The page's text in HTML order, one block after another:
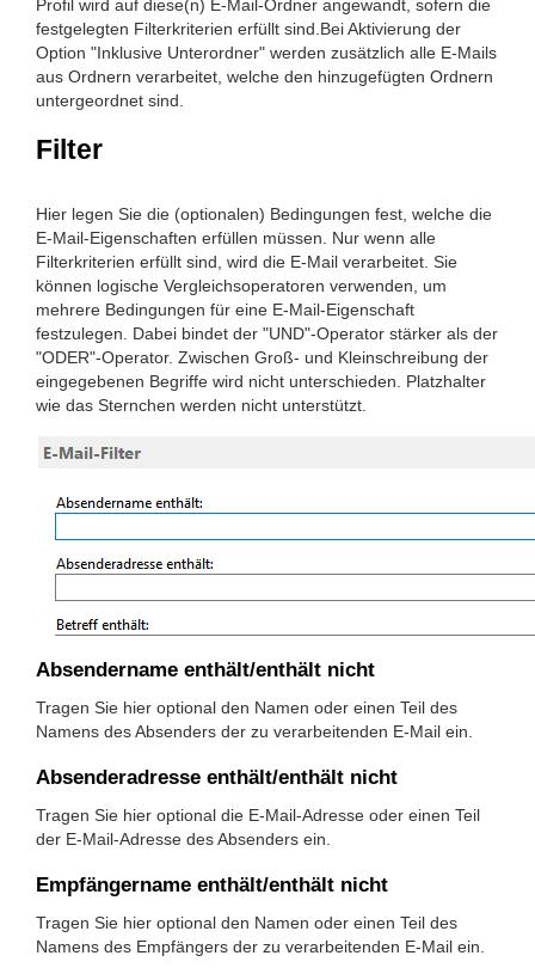
Profil wird auf diese(n) E-Mail-Ordner angewandt, sofern die
festgelegten Filterkriterien erfüllt sind.Bei Aktivierung der
Option "Inklusive Unterordner" werden zusätzlich alle E-Mails
aus Ordnern verarbeitet, welche den hinzugefügten Ordnern
untergeordnet sind.
Filter
Hier legen Sie die (optionalen) Bedingungen fest, welche die
E-Mail-Eigenschaften erfüllen müssen. Nur wenn alle
Filterkriterien erfüllt sind, wird die E-Mail verarbeitet. Sie
können logische Vergleichsoperatoren verwenden, um
mehrere Bedingungen für eine E-Mail-Eigenschaft
festzulegen. Dabei bindet der "UND"-Operator stärker als der
"ODER"-Operator. Zwischen Groß- und Kleinschreibung der
eingegebenen Begriffe wird nicht unterschieden. Platzhalter
wie das Sternchen werden nicht unterstützt.
Absendername enthält/enthält nicht
Tragen Sie hier optional den Namen oder einen Teil des
Namens des Absenders der zu verarbeitenden E-Mail ein.
Absenderadresse enthält/enthält nicht
Tragen Sie hier optional die E-Mail-Adresse oder einen Teil
der E-Mail-Adresse des Absenders ein.
Empfängername enthält/enthält nicht
Tragen Sie hier optional den Namen oder einen Teil des
Namens des Empfängers der zu verarbeitenden E-Mail ein.